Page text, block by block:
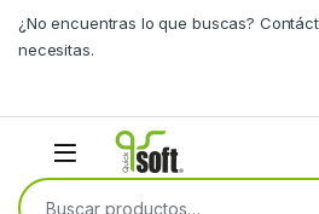
¿No encuentras lo que buscas?
necesitas.
Buscar por: